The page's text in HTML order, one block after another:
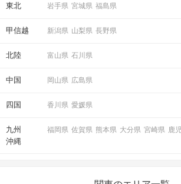
東北 岩手県 宮城県 福島県
甲信越 新潟県 山梨県 長野県
北陸 富山県 石川県
中国 岡山県 広島県
四国 香川県 愛媛県
九州
沖縄
福岡県 佐賀県 熊本県 大分県 宮崎県 鹿